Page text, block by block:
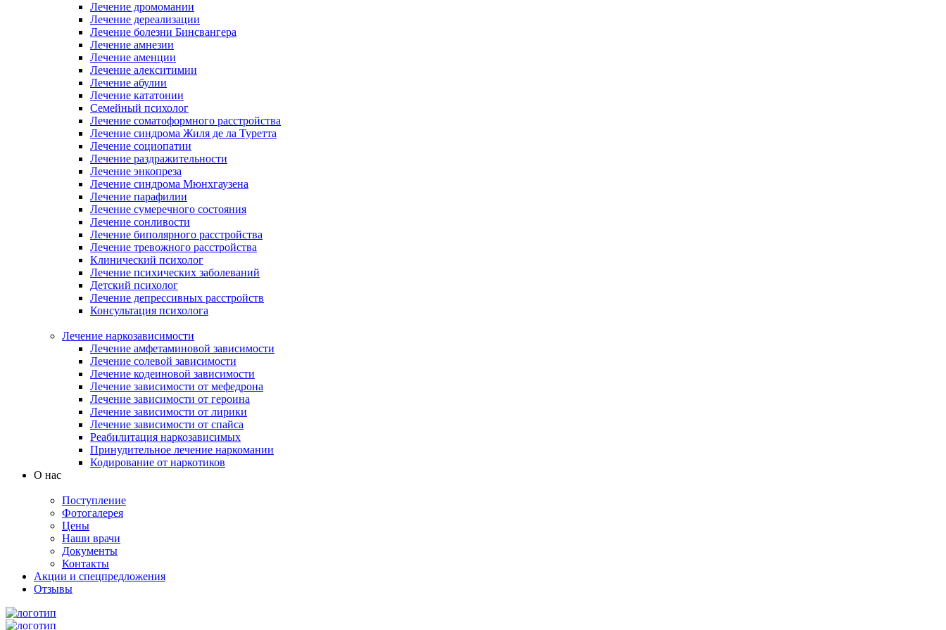
Лечение дромомании
Лечение дереализации
Лечение болезни Бинсвангера
Лечение амнезии
Лечение аменции
Лечение алекситимии
Лечение абулии
Лечение кататонии
Семейный психолог
Лечение соматоформного расстройства
Лечение синдрома Жиля де ла Туретта
Лечение социопатии
Лечение раздражительности
Лечение энкопреза
Лечение синдрома Мюнхгаузена
Лечение парафилии
Лечение сумеречного состояния
Лечение сонливости
Лечение биполярного расстройства
Лечение тревожного расстройства
Клинический психолог
Лечение психических заболеваний
Детский психолог
Лечение депрессивных расстройств
Консультация психолога
Лечение наркозависимости
Лечение амфетаминовой зависимости
Лечение солевой зависимости
Лечение кодеиновой зависимости
Лечение зависимости от мефедрона
Лечение зависимости от героина
Лечение зависимости от лирики
Лечение зависимости от спайса
Реабилитация наркозависимых
Принудительное лечение наркомании
Кодирование от наркотиков
О нас
Поступление
Фотогалерея
Цены
Наши врачи
Документы
Контакты
Акции и спецпредложения
Отзывы